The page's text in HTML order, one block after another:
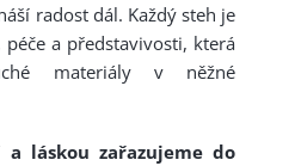
radost dál. Každý steh je
a představivosti, která
materiály v něžné
a láskou zařazujeme do